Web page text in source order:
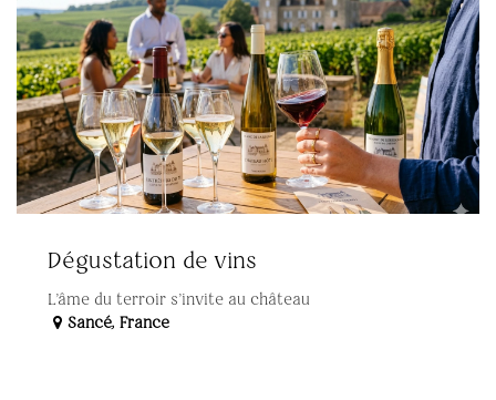
Dégustation de vins
L'âme du terroir s'invite au château
Sancé, France